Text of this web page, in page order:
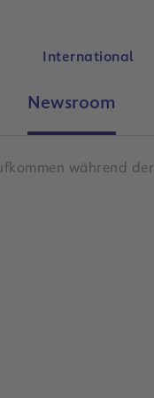
International
Newsroom
während